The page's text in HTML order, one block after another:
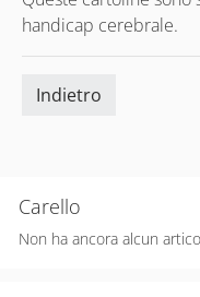
Carello
Non ha ancora alcun
handicap cerebrale.
Indietro